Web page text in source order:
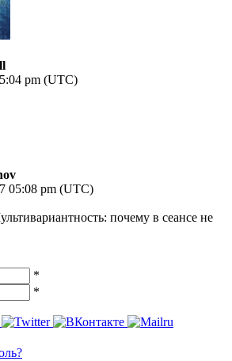
pm (UTC)
05:08 pm (UTC)
почему в сеансе не
*
*